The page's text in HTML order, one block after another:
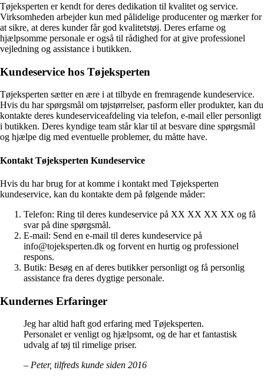
Tøjeksperten er kendt for deres dedikation til kvalitet og service.
Virksomheden arbejder kun med pålidelige producenter og mærker for
at sikre, at deres kunder får god kvalitetstøj. Deres erfarne og
hjælpsomme personale er også til rådighed for at give professionel
vejledning og assistance i butikken.
Kundeservice hos Tøjeksperten
Tøjeksperten sætter en ære i at tilbyde en fremragende kundeservice.
Hvis du har spørgsmål om tøjstørrelser, pasform eller produkter, kan du
kontakte deres kundeserviceafdeling via telefon, e-mail eller personligt
i butikken. Deres kyndige team står klar til at besvare dine spørgsmål
og hjælpe dig med eventuelle problemer, du måtte have.
Kontakt Tøjeksperten Kundeservice
Hvis du har brug for at komme i kontakt med Tøjeksperten
kundeservice, kan du kontakte dem på følgende måder:
Telefon: Ring til deres kundeservice på XX XX XX XX og få
svar på dine spørgsmål.
E-mail: Send en e-mail til deres kundeservice på
info@tojeksperten.dk og forvent en hurtig og professionel
respons.
Butik: Besøg en af ​​deres butikker personligt og få personlig
assistance fra deres dygtige personale.
Kundernes Erfaringer
Jeg har altid haft god erfaring med Tøjeksperten.
Personalet er venligt og hjælpsomt, og de har et fantastisk
udvalg af tøj til rimelige priser.
– Peter, tilfreds kunde siden 2016